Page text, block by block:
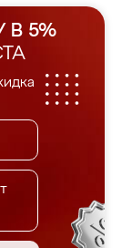
5%